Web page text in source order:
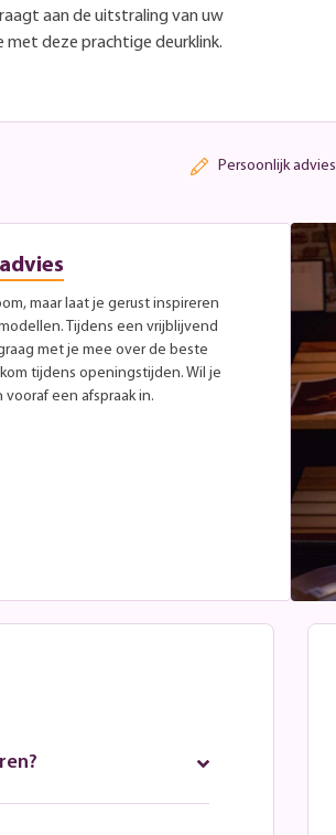
aan de uitstraling van uw
met deze prachtige deurklink.
Persoonlijk advies
maar laat je gerust inspireren
Tijdens een vrijblijvend
met je mee over de beste
tijdens openingstijden. Wil je
een afspraak in.